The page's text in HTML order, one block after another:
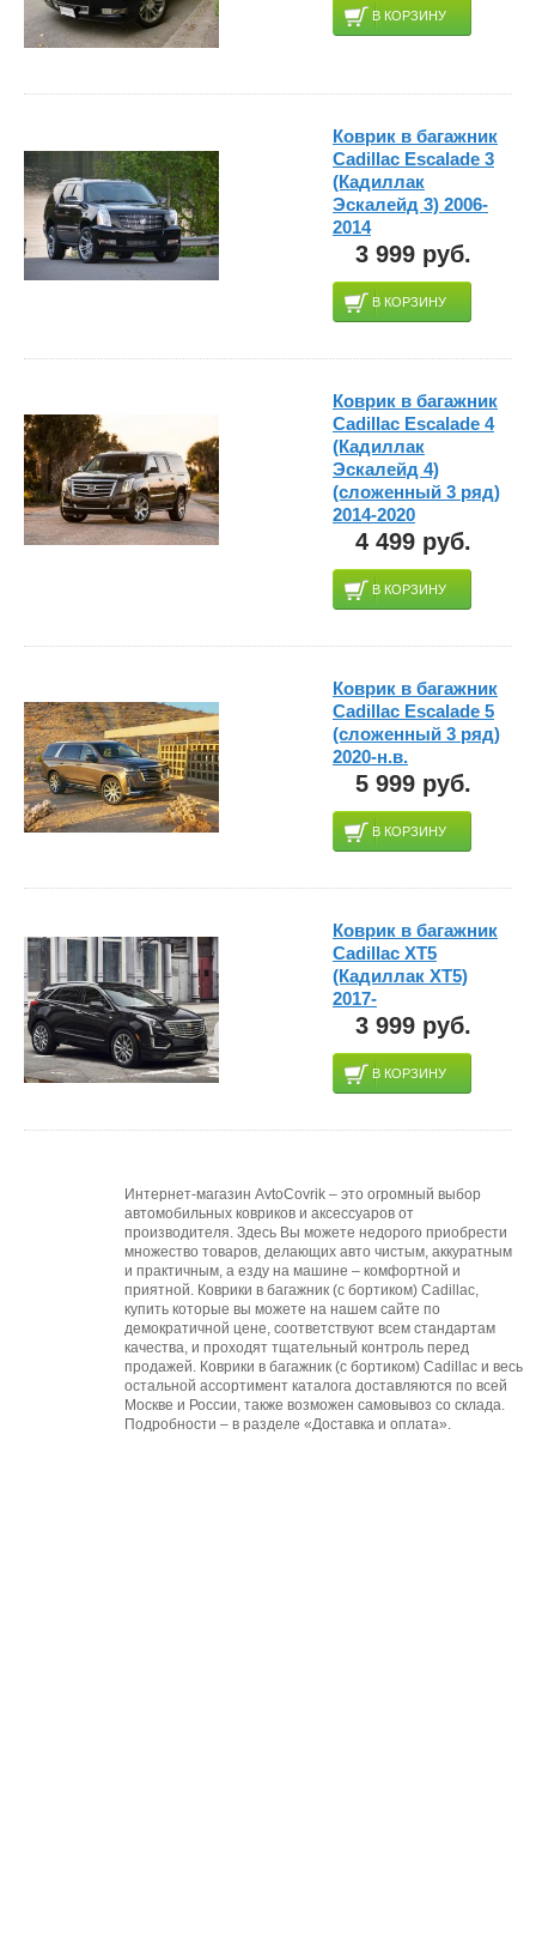
В КОРЗИНУ
Коврик в багажник
Cadillac Escalade 3
(Кадиллак
Эскалейд 3) 2006-
2014
3 999 руб.
В КОРЗИНУ
Коврик в багажник
Cadillac Escalade 4
(Кадиллак
Эскалейд 4)
(сложенный 3 ряд)
2014-2020
4 499 руб.
В КОРЗИНУ
Коврик в багажник
Cadillac Escalade 5
(сложенный 3 ряд)
2020-н.в.
5 999 руб.
В КОРЗИНУ
Коврик в багажник
Cadillac XT5
(Кадиллак XT5)
2017-
3 999 руб.
В КОРЗИНУ
Интернет-магазин AvtoCovrik – это огромный выбор
автомобильных ковриков и аксессуаров от
производителя. Здесь Вы можете недорого приобрести
множество товаров, делающих авто чистым, аккуратным
и практичным, а езду на машине – комфортной и
приятной. Коврики в багажник (с бортиком) Cadillac,
купить которые вы можете на нашем сайте по
демократичной цене, соответствуют всем стандартам
качества, и проходят тщательный контроль перед
продажей. Коврики в багажник (с бортиком) Cadillac и весь
остальной ассортимент каталога доставляются по всей
Москве и России, также возможен самовывоз со склада.
Подробности – в разделе «Доставка и оплата».